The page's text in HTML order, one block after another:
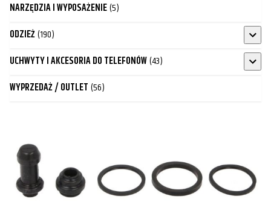
NARZĘDZIA I WYPOSAŻENIE(5)
ODZIEŻ(190)
UCHWYTY I AKCESORIA DO TELEFONÓW(43)
WYPRZEDAŻ / OUTLET (56)